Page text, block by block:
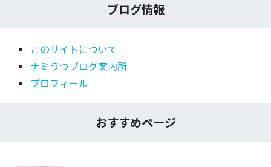
ブログ情報
このサイトについて
ナミうつブログ案内所
プロフィール
おすすめページ